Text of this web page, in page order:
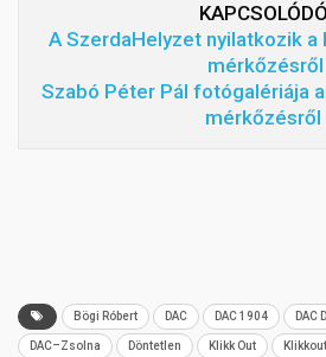
A SzerdaHelyzet nyilatkozik a
mérkőzésről
Szabó Péter Pál fotógalériája
mérkőzésről
Bögi Róbert DAC DAC 1904 DAC
DAC–Zsolna Döntetlen Klikk Out Klikkout